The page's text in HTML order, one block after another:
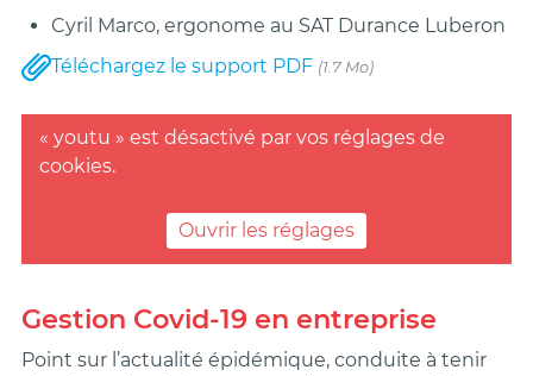
Cyril Marco, ergonome au SAT Durance Luberon
Téléchargez le support PDF (1.7 Mo)
« youtu » est désactivé par vos réglages de
cookies.
Ouvrir les réglages
Gestion Covid-19 en entreprise
Point sur l’actualité épidémique, conduite à tenir